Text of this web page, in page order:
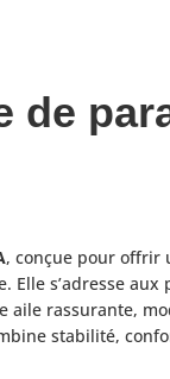
de
, conçue pour offrir
s’adresse
aile rassurante,
stabilité,